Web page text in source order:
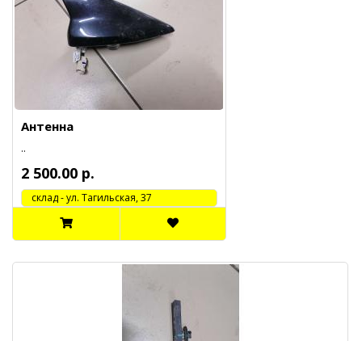
Антенна
..
2 500.00 р.
cклад - ул. Тагильская, 37